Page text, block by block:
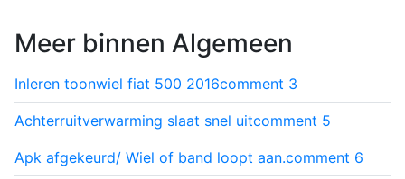
Meer binnen Algemeen
Inleren toonwiel fiat 500 2016comment 3
Achterruitverwarming slaat snel uitcomment 5
Apk afgekeurd/ Wiel of band loopt aan.comment 6